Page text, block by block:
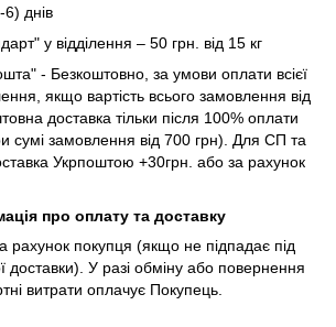
днів
у відділення – 50 грн. від 15 кг
- Безкоштовно, за умови оплати всієї
якщо вартість всього замовлення від
доставка тільки після 100% оплати
сумі замовлення від 700 грн). Для СП та
Укрпоштою +30грн. або за рахунок
про оплату та доставку
рахунок покупця (якщо не підпадає під
доставки). У разі обміну або повернення
витрати оплачує Покупець.